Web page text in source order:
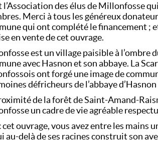
l’Association des élus de Millonfosse
Merci à tous les généreux
qui ont complété le financement ;
en vente de cet ouvrage.
est un village paisible à l’ombre
avec Hasnon et son abbaye. La
ont forgé une image de
défricheurs de l’abbaye
de la forêt de Saint-Amand-
un cadre de vie agréable
cet ouvrage, vous avez entre les mains
au-delà de ses racines construit son